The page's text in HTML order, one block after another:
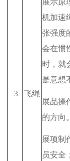
3 飞绳
展示原
机加速
张强度
会在惯
时，就
是意想
展品操
的方向。
展项制
员安全